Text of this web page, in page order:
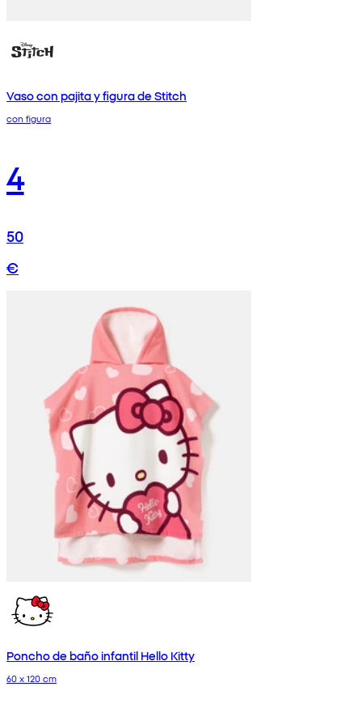
Vaso con pajita y figura de Stitch
con figura
4
50
€
Poncho de baño infantil Hello Kitty
60 x 120 cm